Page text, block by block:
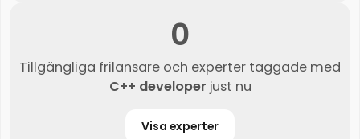
0
Tillgängliga frilansare och experter taggade med
C++ developer just nu
Visa experter